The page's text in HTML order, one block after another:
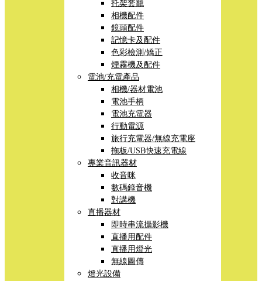
托架套籠
相機配件
鏡頭配件
記憶卡及配件
色彩檢測/矯正
煙霧機及配件
電池/充電產品
相機/器材電池
電池手柄
電池充電器
行動電源
旅行充電器/無線充電座
拖板/USB快速充電線
專業音訊器材
收音咪
數碼錄音機
對講機
直播器材
即時串流攝影機
直播用配件
直播用燈光
無線圖傳
燈光設備